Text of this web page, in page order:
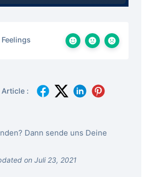
Article :
Dann sende uns Deine
on Juli 23, 2021